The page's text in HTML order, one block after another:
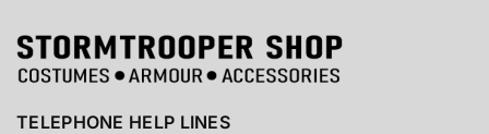
TELEPHONE HELP LINES